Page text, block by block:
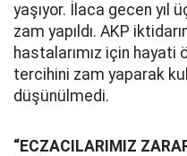
yaşıyor. İlaca gecen yıl
zam yapıldı. AKP
hastalarımız için hayati
tercihini zam yaparak
düşünülmedi.
“ECZACILARIMIZ